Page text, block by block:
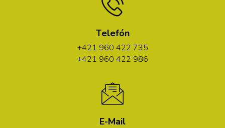
Telefón
+421 960 422 735
+421 960 422 986
E-Mail